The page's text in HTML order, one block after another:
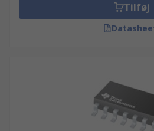
Tilføj